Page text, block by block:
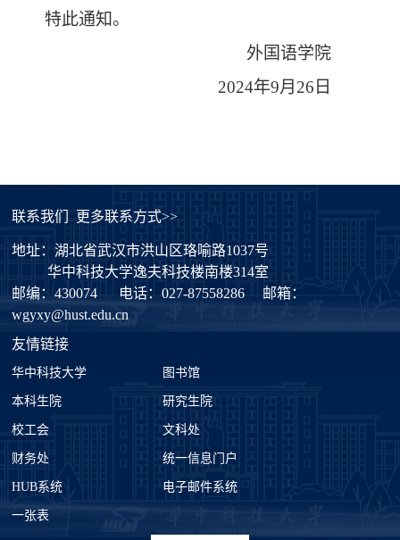
特此通知。
外国语学院
2024年9月 26 日
联系我们 更多联系方式>>
地址：湖北省武汉市洪山区珞喻路1037号
华中科技大学逸夫科技楼南楼314室
邮编：430074
电话：027-87558286
邮箱：
wgyxy@hust.edu.cn
友情链接
华中科技大学 图书馆
本科生院 研究生院
校工会 文科处
财务处 统一信息门户
HUB系统 电子邮件系统
一张表